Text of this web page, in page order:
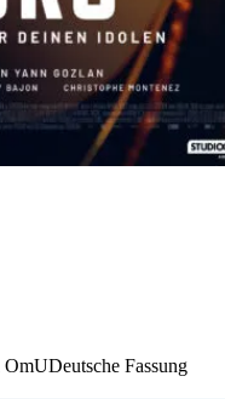
OmUDeutsche Fassung